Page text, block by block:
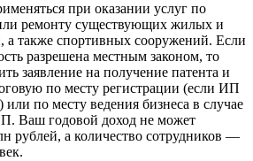
при оказании услуг по
ремонту существующих жилых и
а также спортивных сооружений. Если
разрешена местным законом, то
заявление на получение патента и
по месту регистрации (если ИП
или по месту ведения бизнеса в случае
Ваш годовой доход не может
рублей, а количество сотрудников —